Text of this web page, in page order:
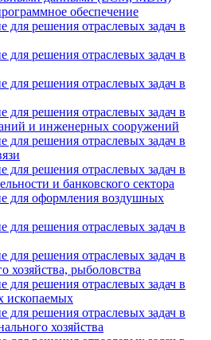
обеспечение
для решения отраслевых задач в
для решения отраслевых задач в
для решения отраслевых задач в
для решения отраслевых задач в
и инженерных сооружений
для решения отраслевых задач в
для решения отраслевых задач в
и банковского сектора
для оформления воздушных
для решения отраслевых задач в
для решения отраслевых задач в
хозяйства, рыболовства
для решения отраслевых задач в
ископаемых
для решения отраслевых задач в
хозяйства